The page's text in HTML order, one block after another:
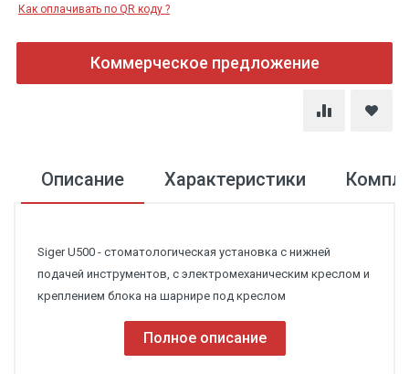
Как оплачивать по QR коду ?
Коммерческое предложение
Описание Характеристики
Siger U500 - стоматологическая установка с нижней
подачей инструментов, с электромеханическим креслом и
креплением блока на шарнире под креслом
Полное описание